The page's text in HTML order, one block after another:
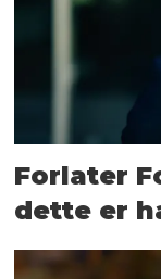
Forlater
dette er